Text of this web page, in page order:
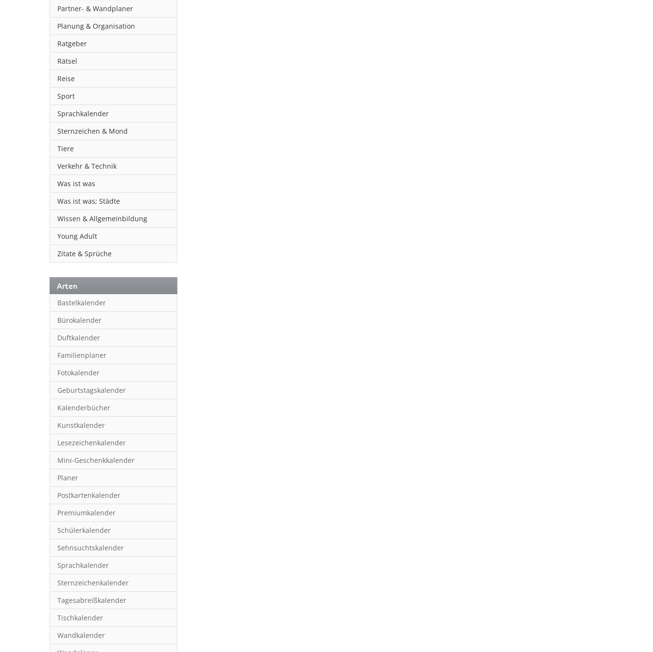
Partner- & Wandplaner
Planung & Organisation
Ratgeber
Rätsel
Reise
Sport
Sprachkalender
Sternzeichen & Mond
Tiere
Verkehr & Technik
Was ist was
Was ist was; Städte
Wissen & Allgemeinbildung
Young Adult
Zitate & Sprüche
Arten
Bastelkalender
Bürokalender
Duftkalender
Familienplaner
Fotokalender
Geburtstagskalender
Kalenderbücher
Kunstkalender
Lesezeichenkalender
Mini-Geschenkkalender
Planer
Postkartenkalender
Premiumkalender
Schülerkalender
Sehnsuchtskalender
Sprachkalender
Sternzeichenkalender
Tagesabreißkalender
Tischkalender
Wandkalender